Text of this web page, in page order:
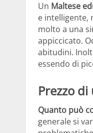
Un Maltese
e intelligente,
molto a una
appiccicato.
abitudini.
essendo di
Prezzo
Quanto può
generale si